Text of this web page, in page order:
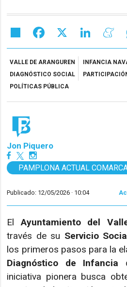
Share Facebook LinkedIn
VALLE DE ARANGUREN
INFANCIA
DIAGNÓSTICO SOCIAL
POLÍTICAS PÚBLICA
Jon Piquero
PAMPLONA ACTUAL
Publicado: 12/05/2026 · 10:04
ElAyuntamiento del
través de su Servicio
los primeros pasos para la
Diagnóstico de Infancia
iniciativa pionera busca